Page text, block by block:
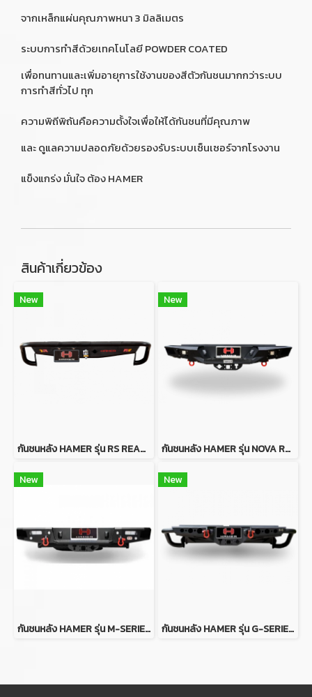
จากเหล็กแผ่นคุณภาพหนา 3 มิลลิเมตร
ระบบการทำสีด้วยเทคโนโลยี POWDER COATED
เพื่อทนทานและเพิ่มอายุการใช้งานของสีตัวกันชนมากกว่าระบบ
การทำสีทั่วไป ทุก
ความพิถีพิถันคือความตั้งใจเพื่อให้ได้กันชนที่มีคุณภาพ
และ ดูแลความปลอดภัยด้วยรองรับระบบเซ็นเซอร์จากโรงงาน
แข็งแกร่ง มั่นใจ ต้อง HAMER
สินค้าเกี่ยวข้อง
New
กันชนหลัง HAMER รุ่น RS REAR BUMPER FOR FORD RANGER
New
กันชนหลัง HAMER รุ่น NOVA REAR BUMPER FOR FORD RANGER
New
กันชนหลัง HAMER รุ่น M-SERIES REAR BUMPER FOR FORD RANGER FOR FORD RANGER
New
กันชนหลัง HAMER รุ่น G-SERIES REAR BUMPER FOR FORD RANGER